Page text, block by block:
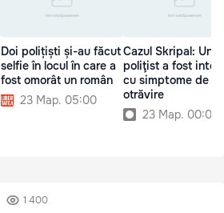
Doi polițiști și-au făcut
selfie în locul în care a
fost omorât un român
23 Мар. 05:00
Cazul Skripal: Un
poliţist a fost
cu simptome de
otrăvire
23 Мар. 00:00
1 400